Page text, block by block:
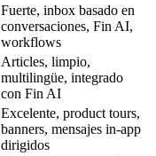
Fuerte, inbox basado en
conversaciones, Fin AI,
workflows
Articles, limpio,
multilingüe, integrado
con Fin AI
Excelente, product tours,
banners, mensajes in-app
dirigidos